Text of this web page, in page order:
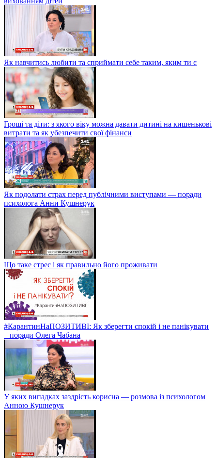
Як навчитись любити та сприймати себе таким, яким ти є
Гроші та діти: з якого віку можна давати дитині на кишенькові
витрати та як убезпечити свої фінанси
Як подолати страх перед публічними виступами — поради
психолога Анни Кушнерук
Що таке стрес і як правильно його проживати
#КарантинНаПОЗИТИВІ: Як зберегти спокій і не панікувати
– поради Олега Чабана
У яких випадках заздрість корисна — розмова із психологом
Анною Кушнерук